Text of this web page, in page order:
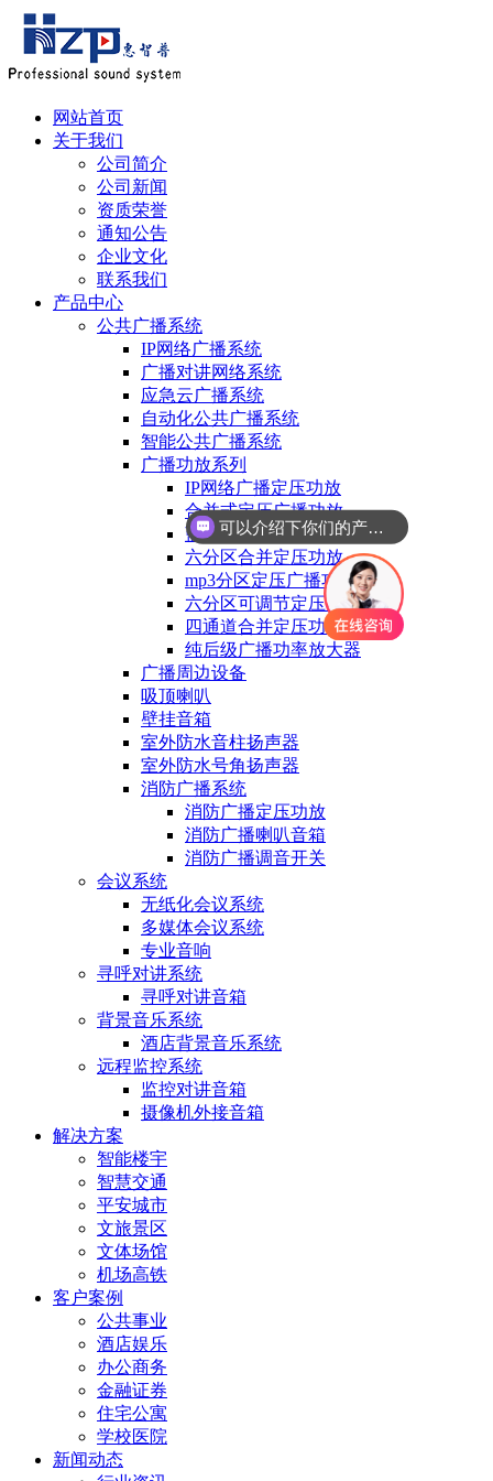
网站首页
关于我们
公司简介
公司新闻
资质荣誉
通知公告
企业文化
联系我们
产品中心
公共广播系统
IP网络广播系统
广播对讲网络系统
应急云广播系统
自动化公共广播系统
智能公共广播系统
广播功放系列
IP网络广播定压功放
合并式定压广播功放
蓝牙MP3合并定压功放
六分区合并定压功放
mp3分区定压广播功放
六分区可调节定压功放
四通道合并定压功放
纯后级广播功率放大器
广播周边设备
吸顶喇叭
壁挂音箱
室外防水音柱扬声器
室外防水号角扬声器
消防广播系统
消防广播定压功放
消防广播喇叭音箱
消防广播调音开关
会议系统
无纸化会议系统
多媒体会议系统
专业音响
寻呼对讲系统
寻呼对讲音箱
背景音乐系统
酒店背景音乐系统
远程监控系统
监控对讲音箱
摄像机外接音箱
解决方案
智能楼宇
智慧交通
平安城市
文旅景区
文体场馆
机场高铁
客户案例
公共事业
酒店娱乐
办公商务
金融证券
住宅公寓
学校医院
新闻动态
你们是怎么收费的呢